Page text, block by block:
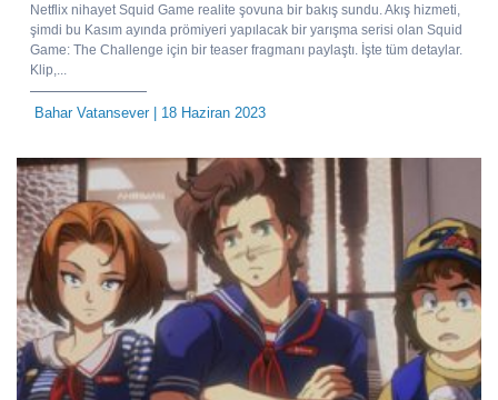
Netflix nihayet Squid Game realite şovuna bir bakış sundu. Akış hizmeti,
şimdi bu Kasım ayında prömiyeri yapılacak bir yarışma serisi olan Squid
Game: The Challenge için bir teaser fragmanı paylaştı. İşte tüm detaylar.
Klip,...
Bahar Vatansever| 18 Haziran 2023